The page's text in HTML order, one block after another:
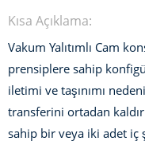
Kısa Açıklama:
Vakum Yalıtımlı Cam
prensiplere sahip
iletimi ve taşınımı
transferini ortadan
sahip bir veya iki adet iç